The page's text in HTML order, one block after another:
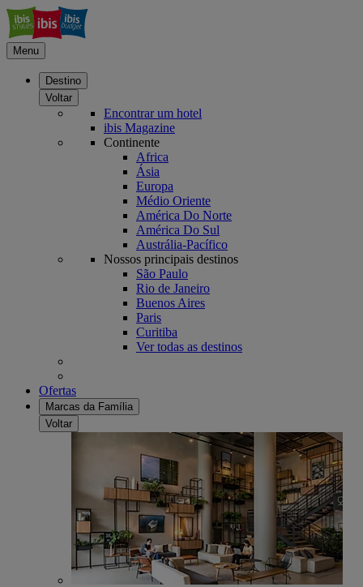
Menu
Destino
Voltar
Encontrar um hotel
ibis Magazine
Continente
Africa
Ásia
Europa
Médio Oriente
América Do Norte
América Do Sul
Austrália-Pacífico
Nossos principais destinos
São Paulo
Rio de Janeiro
Buenos Aires
Paris
Curitiba
Ver todas as destinos
Ofertas
Marcas da Família
Voltar